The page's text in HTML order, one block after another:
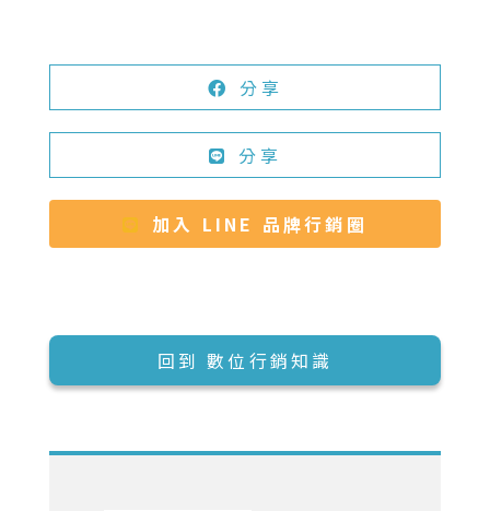
分享
分享
加入 LINE 品牌行銷圈
回到 數位行銷知識